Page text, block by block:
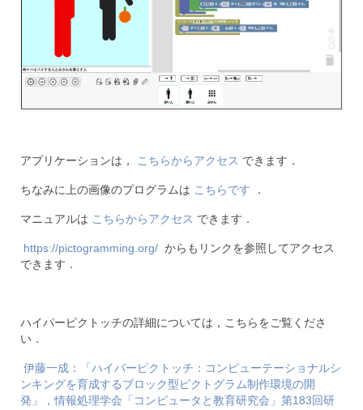
アプリケーションは， こちらからアクセス できます．
ちなみに上の画像のプログラムは こちらです ．
マニュアルは こちらからアクセス できます．
https://pictogramming.org/ からもリンクを参照してアクセス
できます．
ハイパーピクトッチの詳細については，こちらをご覧くださ
い．
伊藤一成：「ハイパーピクトッチ：コンピューテーショナルシ
ンキングを育成するブロック型ピクトグラム制作環境の開
発」，情報処理学会「コンピュータと教育研究会」第183回研